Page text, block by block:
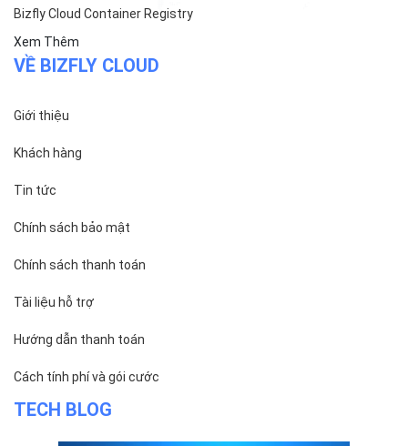
Bizfly Cloud Container Registry
Xem Thêm
VỀ BIZFLY CLOUD
Giới thiệu
Khách hàng
Tin tức
Chính sách bảo mật
Chính sách thanh toán
Tài liệu hỗ trợ
Hướng dẫn thanh toán
Cách tính phí và gói cước
TECH BLOG